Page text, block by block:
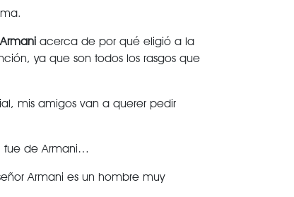
acerca de por qué eligió a la
ya que son todos los rasgos que
mis amigos van a querer pedir
de Armani…
Armani es un hombre muy